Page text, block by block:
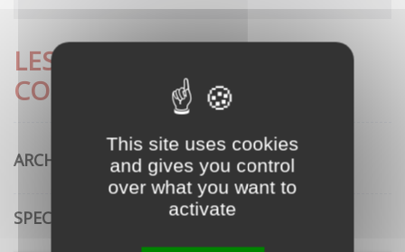
This site uses cookies
and gives you control
over what you want to
activate
LES DÉMARCHES LES PLUS
CONSULTÉES
ARCHITECTURE
SPECTACLE VIVANT